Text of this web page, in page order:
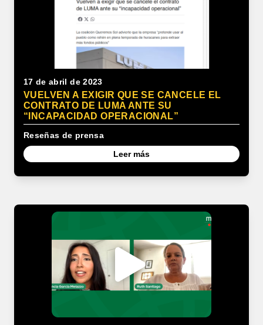
17 de abril de 2023
VUELVEN A EXIGIR QUE SE CANCELE EL
CONTRATO DE LUMA ANTE SU
“INCAPACIDAD OPERACIONAL”
Reseñas de prensa
Leer más